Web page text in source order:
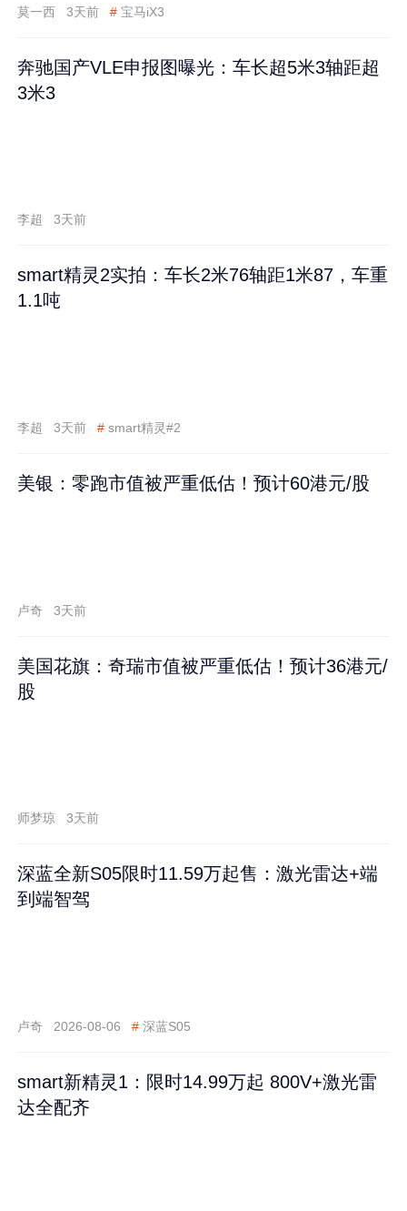
莫一西 3天前 # 宝马iX3
奔驰国产VLE申报图曝光：车长超5米3轴距超
3米3
李超 3天前
smart精灵2实拍：车长2米76轴距1米87，车重
1.1吨
李超 3天前 # smart精灵#2
美银：零跑市值被严重低估！预计60港元/股
卢奇 3天前
美国花旗：奇瑞市值被严重低估！预计36港元/
股
师梦琼 3天前
深蓝全新S05限时11.59万起售：激光雷达+端
到端智驾
卢奇 2026-08-06 # 深蓝S05
smart新精灵1：限时14.99万起 800V+激光雷
达全配齐